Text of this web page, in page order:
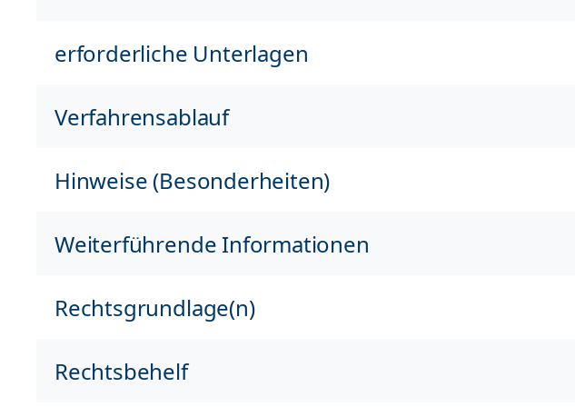
erforderliche Unterlagen
Verfahrensablauf
Hinweise (Besonderheiten)
Weiterführende Informationen
Rechtsgrundlage(n)
Rechtsbehelf